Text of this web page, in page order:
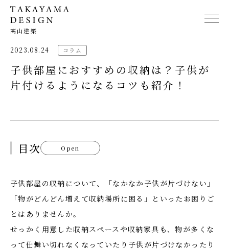
髙山建築
2023.08.24 コラム
子供部屋におすすめの収納は？子供が
片付けるようになるコツも紹介！
目次 Open
子供部屋の収納について、「なかなか子供が片づけない」
「物がどんどん増えて収納場所に困る」といったお困りご
とはありませんか。
せっかく用意した収納スペースや収納家具も、物が多くな
って仕舞い切れなくなっていたり子供が片づけなかったり